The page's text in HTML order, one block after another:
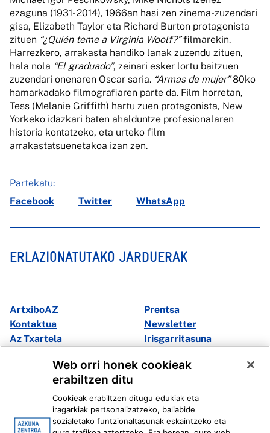
ezaguna (1931- 2014), 1966an hasi zen zinema-zuzendari
gisa, Elizabeth Taylor eta Richard Burton protagonista
zituen “¿Quién teme a Virginia Woolf?”filmarekin.
Harrezkero, arrakasta handiko lanak zuzendu zituen,
hala nola “El graduado”, zeinari esker lortu baitzuen
zuzendari onenaren Oscar saria. “Armas de mujer”80ko
hamarkadako filmografiaren parte da. Film horretan,
Tess (Melanie Griffith) hartu zuen protagonista, New
Yorkeko idazkari baten ahalduntze profesionalaren
historia kontatzeko, eta urteko film
arrakastatsuenetakoa izan zen.
Partekatu:
Facebook
Twitter WhatsApp
ERLAZIONATUTAKO JARDUERAK
ArtxiboAZ
Prentsa
Kontaktua
Newsletter
Az Txartela
Irisgarritasuna
Instagram
Youtube
Linkedin
Ivoox
Web orri honek cookieak
erabiltzen ditu
Cookieak erabiltzen ditugu edukiak eta
iragarkiak pertsonalizatzeko, baliabide
sozialetako funtzionaltasunak eskaintzeko eta